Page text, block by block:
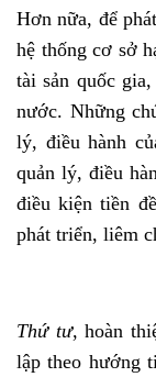
Hơn nữa, để
hệ thống cơ sở
tài sản quốc
nước. Những
lý, điều hành
quản lý, điều
điều kiện tiền
phát triển, liêm
Thứ tư, hoàn
lập theo hướng